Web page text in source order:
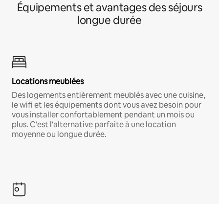
Équipements et avantages des séjours
longue durée
Locations meublées
Des logements entièrement meublés avec une cuisine,
le wifi et les équipements dont vous avez besoin pour
vous installer confortablement pendant un mois ou
plus. C'est l'alternative parfaite à une location
moyenne ou longue durée.